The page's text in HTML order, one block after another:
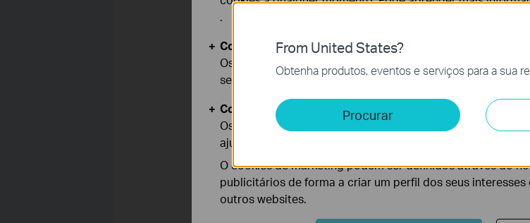
From United States?
Obtenha produtos, eventos e serviços para a sua
Procurar
.
Cookies Básicos
Os cookies são necessários para o funcionamento do
seus sistemas.
Cookies de Análise e Marketing
Os cookies de analise permite-nos analisar as suas
ajustar a funcionalidade do nosso website.
O cookies de marketing podem ser definidos através do
publicitários de forma a criar um perfil dos seus
outros websites.